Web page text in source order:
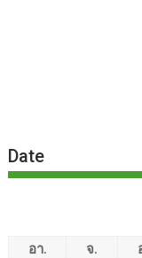
Date
อา. จ.